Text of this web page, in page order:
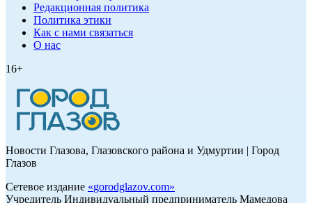
Редакционная политика
Политика этики
Как с нами связаться
О нас
16+
Новости Глазова, Глазовского района и Удмуртии | Город
Глазов
Сетевое издание «gorodglazov.com»
Учредитель Индивидуальный предприниматель Мамедова